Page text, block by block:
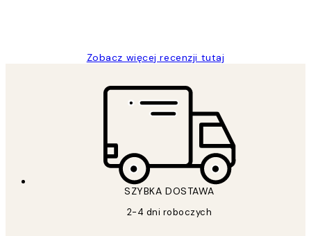
Zobacz więcej recenzji tutaj
SZYBKA DOSTAWA
2-4 dni roboczych